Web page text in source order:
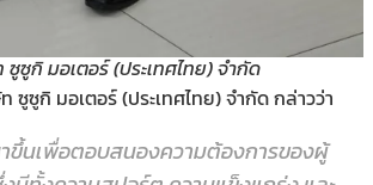
ซูกิ มอเตอร์ (ประเทศไทย) จำกัด
ซูซูกิ มอเตอร์ (ประเทศไทย) จำกัด กล่าวว่า
ขึ้นเพื่อตอบสนองความต้องการของผู้